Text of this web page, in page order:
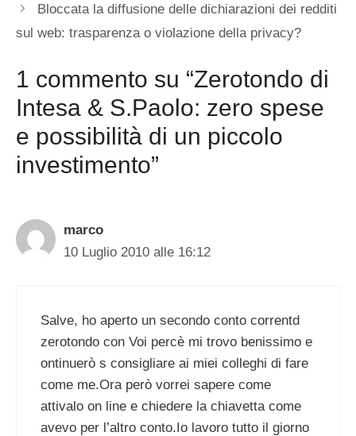
Bloccata la diffusione delle dichiarazioni dei redditi
sul web: trasparenza o violazione della privacy?
1 commento su “Zerotondo di
Intesa & S.Paolo: zero spese
e possibilità di un piccolo
investimento”
marco
10 Luglio 2010 alle 16:12
Salve, ho aperto un secondo conto correntd
zerotondo con Voi percè mi trovo benissimo e
ontinuerò s consigliare ai miei colleghi di fare
come me.Ora però vorrei sapere come
attivalo on line e chiedere la chiavetta come
avevo per l’altro conto.Io lavoro tutto il giorno